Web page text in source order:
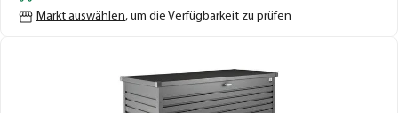
Markt auswählen, um die Verfügbarkeit zu prüfen